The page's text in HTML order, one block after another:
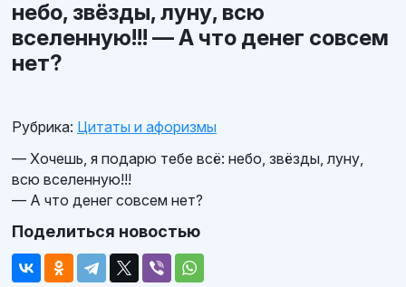
небо, звёзды, луну, всю
вселенную!!! — А что денег совсем
нет?
Рубрика: Цитаты и афоризмы
— Хочешь, я подарю тебе всё: небо, звёзды, луну,
всю вселенную!!!
— А что денег совсем нет?
Поделиться новостью